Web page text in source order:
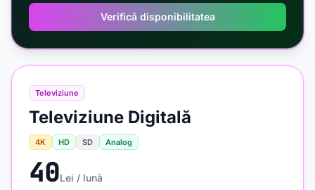
Televiziune
Televiziune Digitală
4K HD SD Analog
40Lei / lună
Verifică disponibilitatea